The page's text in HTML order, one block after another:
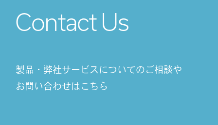
Contact Us
製品・弊社サービスについてのご相談や
お問い合わせはこちら